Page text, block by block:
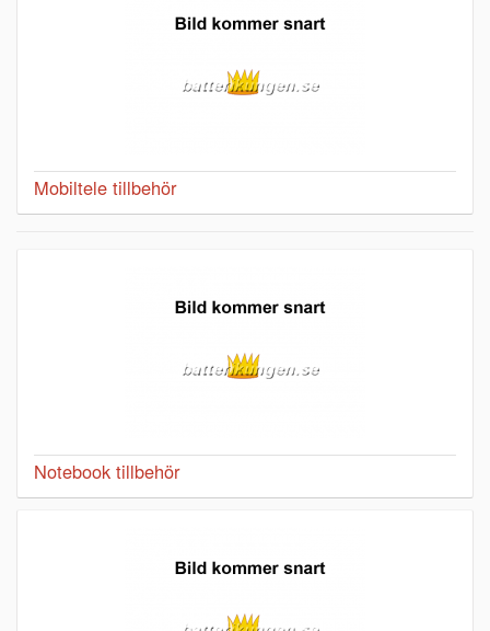
Mobiltele tillbehör
Notebook tillbehör